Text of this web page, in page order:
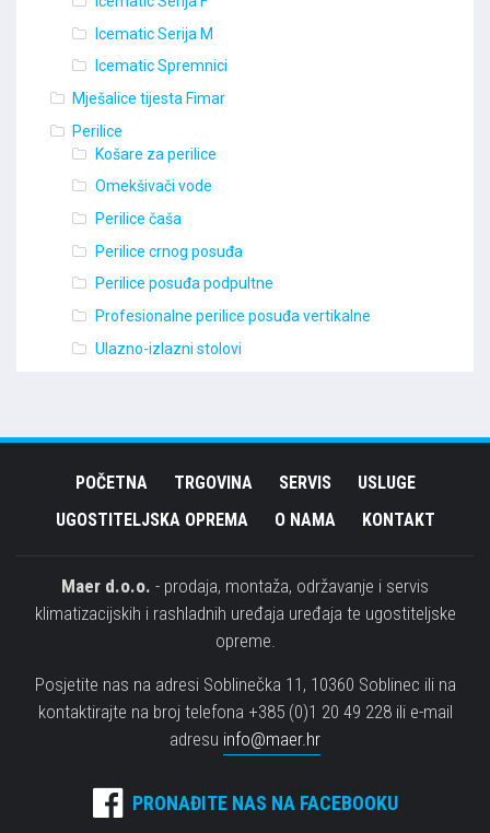
Icematic Serija M
Icematic Spremnici
Mješalice tijesta Fimar
Perilice
Košare za perilice
Omekšivači vode
Perilice čaša
Perilice crnog posuđa
Perilice posuđa podpultne
Profesionalne perilice posuđa vertikalne
Ulazno-izlazni stolovi
POČETNA TRGOVINA SERVIS
USLUGE
UGOSTITELJSKA OPREMA
O NAMA KONTAKT
Maer d.o.o. - prodaja, montaža, održavanje i servis
klimatizacijskih i rashladnih uređaja uređaja te ugostiteljske
opreme.
Posjetite nas na adresi Soblinečka 11, 10360 Soblinec ili na
kontaktirajte na broj telefona +385 (0)1 20 49 228 ili e-mail
adresu info@maer.hr
PRONAĐITE NAS NA FACEBOOKU